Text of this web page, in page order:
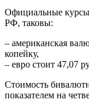
Официальные
РФ, таковы:
– американская
копейку,
– евро стоит 47,07
Стоимость
показателем на